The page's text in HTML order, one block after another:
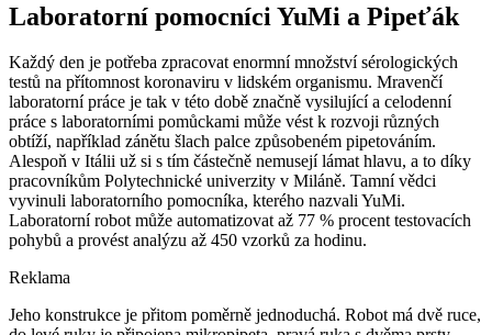
Laboratorní pomocníci YuMi a Pipeťák
Každý den je potřeba zpracovat enormní množství sérologických
testů na přítomnost koronaviru v lidském organismu. Mravenčí
laboratorní práce je tak v této době značně vysilující a celodenní
práce s laboratorními pomůckami může vést k rozvoji různých
obtíží, například zánětu šlach palce způsobeném pipetováním.
Alespoň v Itálii už si s tím částečně nemusejí lámat hlavu, a to díky
pracovníkům Polytechnické univerzity v Miláně. Tamní vědci
vyvinuli laboratorního pomocníka, kterého nazvali YuMi.
Laboratorní robot může automatizovat až 77 % procent testovacích
pohybů a provést analýzu až 450 vzorků za hodinu.
Reklama
Jeho konstrukce je přitom poměrně jednoduchá. Robot má dvě ruce,